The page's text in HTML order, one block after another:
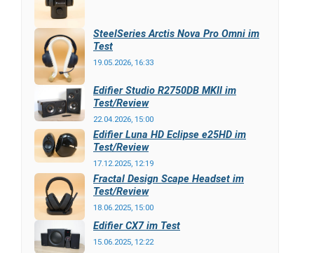
SteelSeries Arctis Nova Pro Omni im
Test
19.05.2026, 16:33
Edifier Studio R2750DB MKII im
Test/Review
22.04.2026, 15:00
Edifier Luna HD Eclipse e25HD im
Test/Review
17.12.2025, 12:19
Fractal Design Scape Headset im
Test/Review
18.06.2025, 15:00
Edifier CX7 im Test
15.06.2025, 12:22